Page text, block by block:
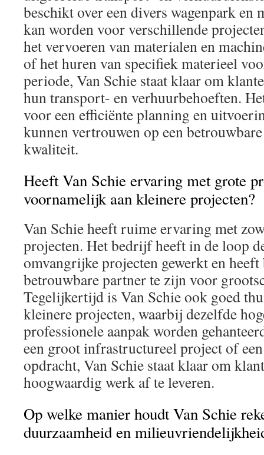
beschikt over een divers wagenpark en
kan worden voor verschillende
het vervoeren van materialen en
of het huren van specifiek materieel
periode, Van Schie staat klaar om
hun transport- en verhuurbehoeften.
voor een efficiënte planning en
kunnen vertrouwen op een
kwaliteit.
Heeft Van Schie ervaring met grote
voornamelijk aan kleinere projecten?
Van Schie heeft ruime ervaring met
projecten. Het bedrijf heeft in de loop
omvangrijke projecten gewerkt en heeft
betrouwbare partner te zijn voor
Tegelijkertijd is Van Schie ook goed
kleinere projecten, waarbij dezelfde
professionele aanpak worden
een groot infrastructureel project of
opdracht, Van Schie staat klaar om
hoogwaardig werk af te leveren.
Op welke manier houdt Van Schie
duurzaamheid en